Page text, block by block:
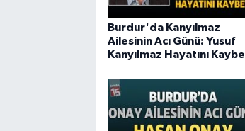
Burdur'da Kanyılmaz
Ailesinin Acı Günü: Yusuf
Kanyılmaz Hayatını